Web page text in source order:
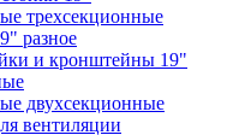
трехсекционные
разное
и кронштейны 19"
двухсекционные
вентиляции